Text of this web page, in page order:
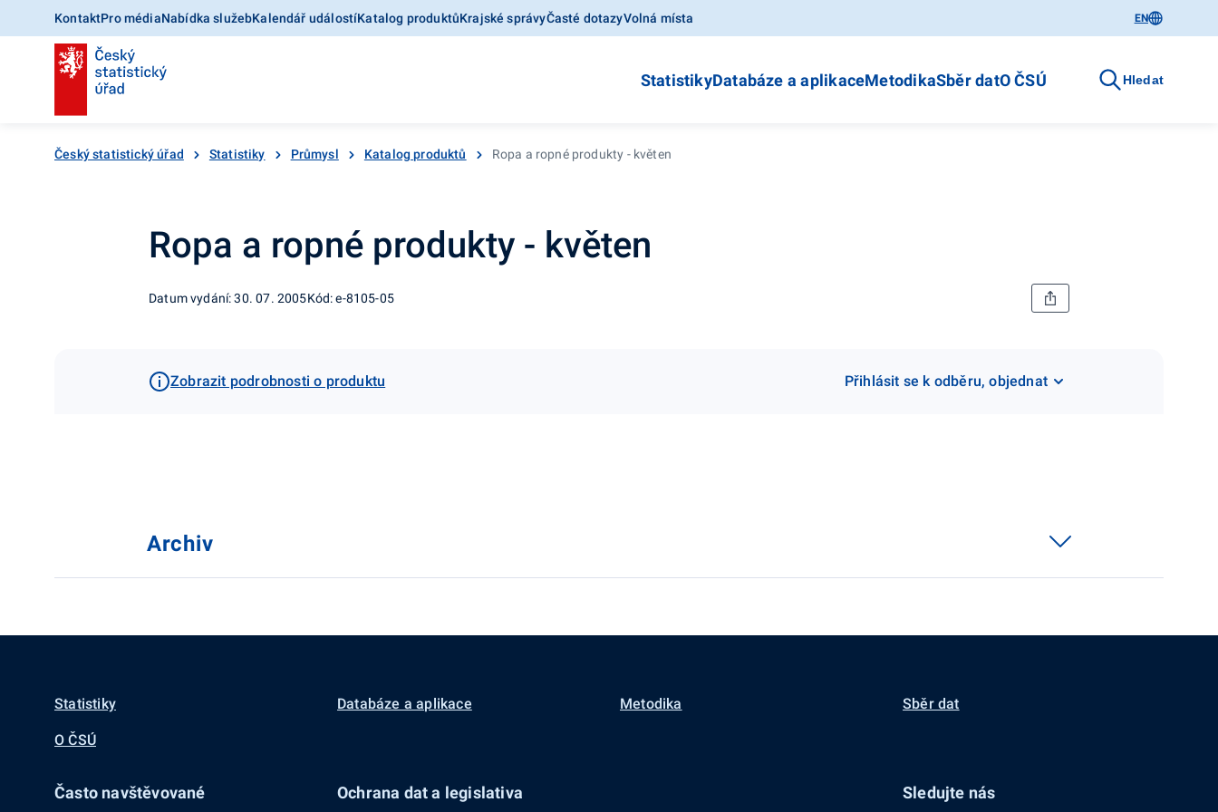
KontaktPro médiaNabídka služebKalendář událostíKatalog produktůKrajské správyČasté dotazyVolná místa EN
StatistikyDatabáze a aplikaceMetodikaSběr datO ČSÚ Hledat
Český statistický úřad Statistiky Průmysl Katalog produktů Ropa a ropné produkty - květen
Ropa a ropné produkty - květen
Datum vydání: 30. 07. 2005Kód: e-8105-05
Zobrazit podrobnosti o produktu Přihlásit se k odběru, objednat
Archiv
Statistiky Databáze a aplikace Metodika Sběr dat
O ČSÚ
Často navštěvované Ochrana dat a legislativa Sledujte nás